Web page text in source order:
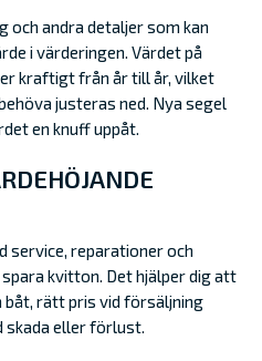
och andra detaljer som kan
i värderingen. Värdet på
kraftigt från år till år, vilket
justeras ned. Nya segel
en knuff uppåt.
service, reparationer och
kvitton. Det hjälper dig att
båt, rätt pris vid försäljning
eller förlust.